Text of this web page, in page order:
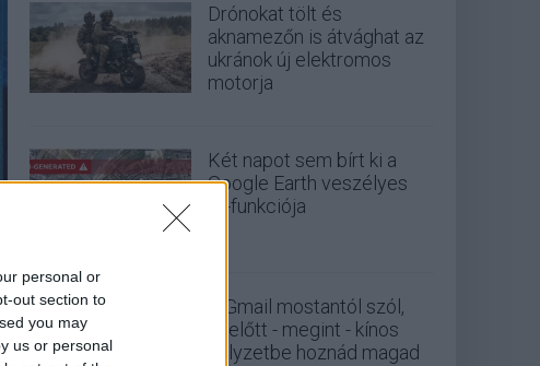
personal or
out section to
you may
us or personal
Drónokat tölt és
aknamezőn is átvághat az
ukránok új elektromos
motorja
Két napot sem bírt ki a
Google Earth veszélyes
AI-funkciója
A Gmail mostantól szól,
mielőtt - megint - kínos
helyzetbe hoznád magad